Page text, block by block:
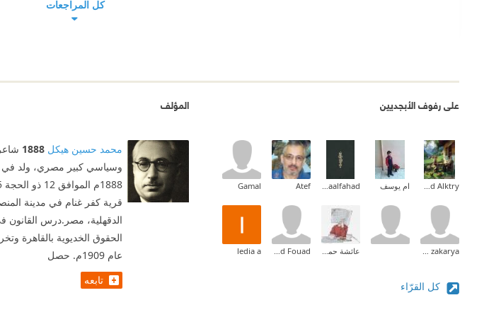
كل المراجعات
على رفوف الأبجديين
Ahmed Alktry ام يوسف Asmaalfahad
Atef
Gamal
Asmaa zakarya عائشة حمدي Ahmed Fouad
ledia a
كل القرّاء
المؤلف
محمد حسين هيكل 1888
قرية كفر غنام في مدينة
الدقهلية، مصر.درس
الحقوق الخديوية بالقاهرة
عام 1909م. حصل
تابعه